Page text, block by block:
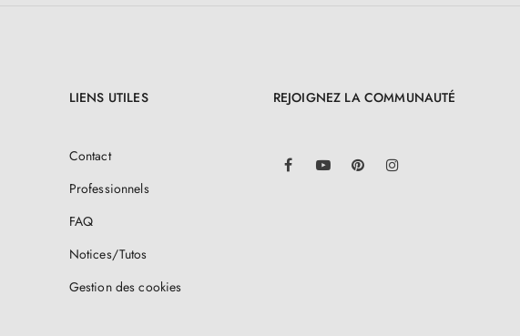
LIENS UTILES
Contact
Professionnels
FAQ
Notices/Tutos
Gestion des cookies
REJOIGNEZ LA COMMUNAUTÉ
FacebookYouTube Pinterest